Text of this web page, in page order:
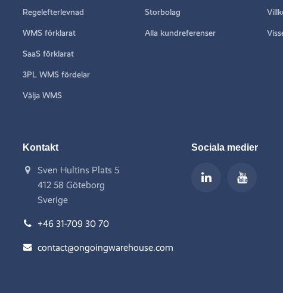
Regelefterlevnad
WMS förklarat
SaaS förklarat
3PL WMS fördelar
Välja WMS
Storbolag
Alla kundreferenser
Kontakt
Sven Hultins Plats 5
412 58 Göteborg
Sverige
+46 31-709 30 70
contact@ongoingwarehouse.com
Sociala medier